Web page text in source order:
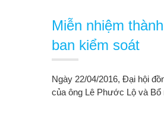
Miễn nhiệm
ban kiểm soát
Ngày 22/04/2016, Đại hội
của ông Lê Phước Lộ và Bổ